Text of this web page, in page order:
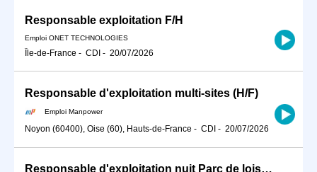
Responsable exploitation F/H
Emploi ONET TECHNOLOGIES
Île-de-France - CDI - 20/07/2026
Responsable d'exploitation multi-sites (H/F)
Emploi Manpower
Noyon (60400), Oise (60), Hauts-de-France - CDI - 20/07/2026
Responsable d'exploitation nuit Parc de loisir F/H